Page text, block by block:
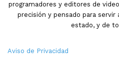
programadores y editores de
precisión y pensado para
estado, y de
Aviso de Privacidad